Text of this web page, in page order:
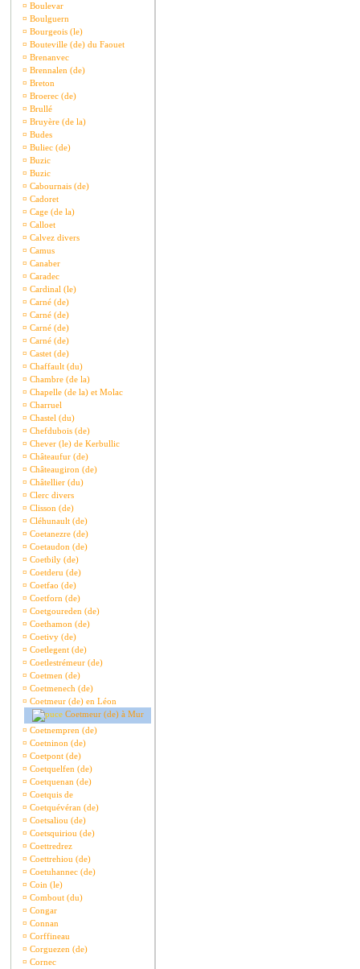
¤ Boulevar
¤ Boulguern
¤ Bourgeois (le)
¤ Bouteville (de) du Faouet
¤ Brenanvec
¤ Brennalen (de)
¤ Breton
¤ Broerec (de)
¤ Brullé
¤ Bruyère (de la)
¤ Budes
¤ Buliec (de)
¤ Buzic
¤ Buzic
¤ Cabournais (de)
¤ Cadoret
¤ Cage (de la)
¤ Calloet
¤ Calvez divers
¤ Camus
¤ Canaber
¤ Caradec
¤ Cardinal (le)
¤ Carné (de)
¤ Carné (de)
¤ Carné (de)
¤ Carné (de)
¤ Castet (de)
¤ Chaffault (du)
¤ Chambre (de la)
¤ Chapelle (de la) et Molac
¤ Charruel
¤ Chastel (du)
¤ Chefdubois (de)
¤ Chever (le) de Kerbullic
¤ Châteaufur (de)
¤ Châteaugiron (de)
¤ Châtellier (du)
¤ Clerc divers
¤ Clisson (de)
¤ Cléhunault (de)
¤ Coetanezre (de)
¤ Coetaudon (de)
¤ Coetbily (de)
¤ Coetderu (de)
¤ Coetfao (de)
¤ Coetforn (de)
¤ Coetgoureden (de)
¤ Coethamon (de)
¤ Coetivy (de)
¤ Coetlegent (de)
¤ Coetlestrémeur (de)
¤ Coetmen (de)
¤ Coetmenech (de)
¤ Coetmeur (de) en Léon
Coetmeur (de) à Mur
¤ Coetnempren (de)
¤ Coetninon (de)
¤ Coetpont (de)
¤ Coetquelfen (de)
¤ Coetquenan (de)
¤ Coetquis de
¤ Coetquévéran (de)
¤ Coetsaliou (de)
¤ Coetsquiriou (de)
¤ Coettredrez
¤ Coettrehiou (de)
¤ Coetuhannec (de)
¤ Coin (le)
¤ Combout (du)
¤ Congar
¤ Connan
¤ Corffineau
¤ Corguezen (de)
¤ Cornec